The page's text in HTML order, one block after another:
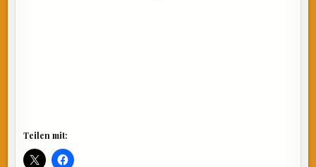
Teilen mit: